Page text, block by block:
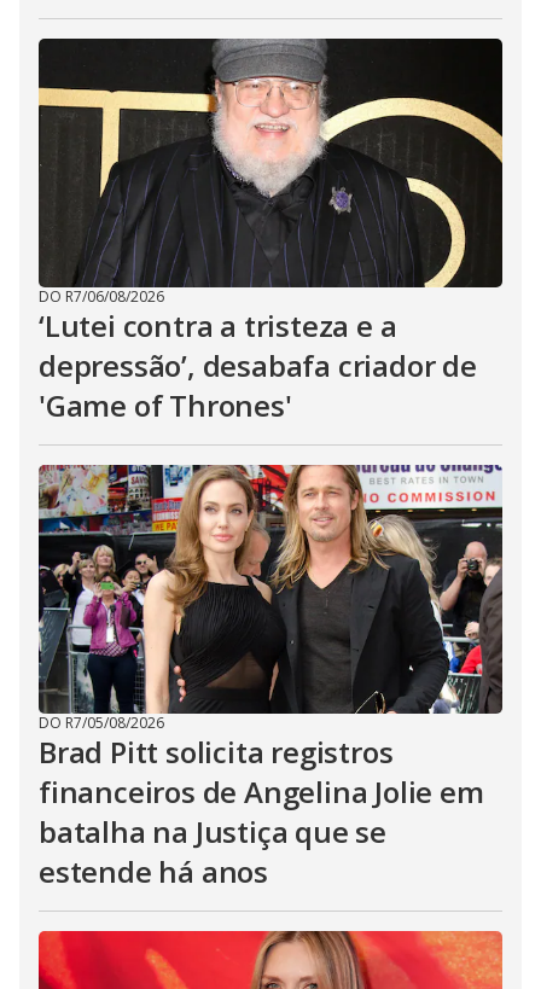
DO R7/06/08/2026
‘Lutei contra a tristeza e a
depressão’, desabafa criador de
'Game of Thrones'
DO R7/05/08/2026
Brad Pitt solicita registros
financeiros de Angelina Jolie em
batalha na Justiça que se
estende há anos